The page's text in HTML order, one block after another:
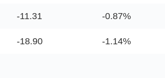
-11.31 -0.87%
-18.90 -1.14%